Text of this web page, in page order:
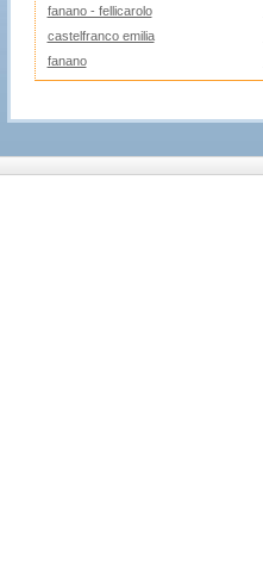
fanano - fellicarolo
castelfranco emilia
fanano